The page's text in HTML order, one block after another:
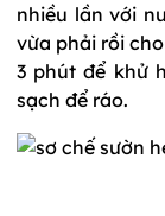
nhiều lần với
vừa phải rồi
3 phút để khử
sạch để ráo.